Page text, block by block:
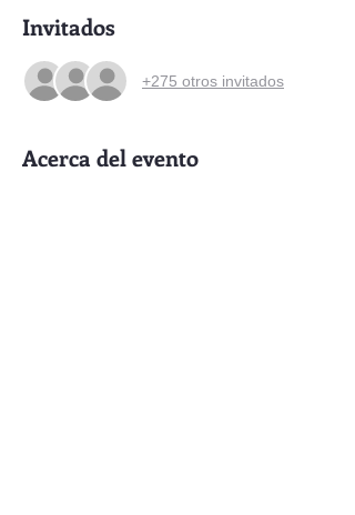
Invitados
+275 otros invitados
Acerca del evento